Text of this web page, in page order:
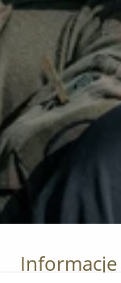
Informacje